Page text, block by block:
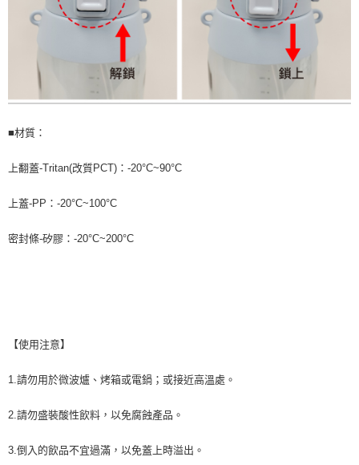
■材質：
上翻蓋-Tritan(改質PCT)：-20°C~90°C
上蓋-PP：-20°C~100°C
密封條-矽膠：-20°C~200°C
【使用注意】
1.請勿用於微波爐、烤箱或電鍋；或接近高溫處。
2.請勿盛裝酸性飲料，以免腐蝕產品。
3.倒入的飲品不宜過滿，以免蓋上時溢出。